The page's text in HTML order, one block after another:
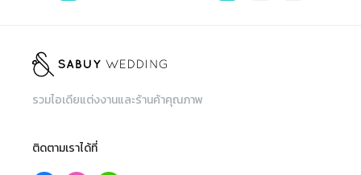
รวมไอเดียแต่งงานและร้านค้าคุณภาพ
ติดตามเราได้ที่